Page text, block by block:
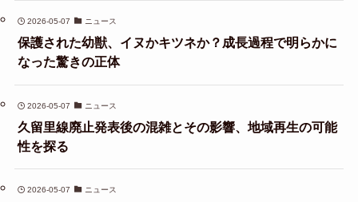
2026-05-07 ニュース
保護された幼獣、イヌかキツネか？成長過程で明らかに
なった驚きの正体
2026-05-07 ニュース
久留里線廃止発表後の混雑とその影響、地域再生の可能
性を探る
2026-05-07 ニュース